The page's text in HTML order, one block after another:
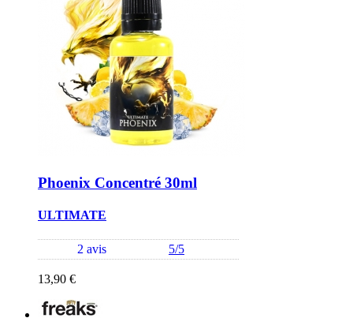
Phoenix Concentré 30ml
ULTIMATE
2 avis 5/5
13,90 €